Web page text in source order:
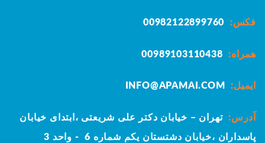
فکس: 00982122899760
همراه: 00989103110438
ایمیل: INFO@APAMAI.COM
آدرس: تهران – خیابان دکتر علی شریعتی ،ابتدای خیابان
پاسداران ،خیابان دشتستان یکم شماره 6 - واحد 3